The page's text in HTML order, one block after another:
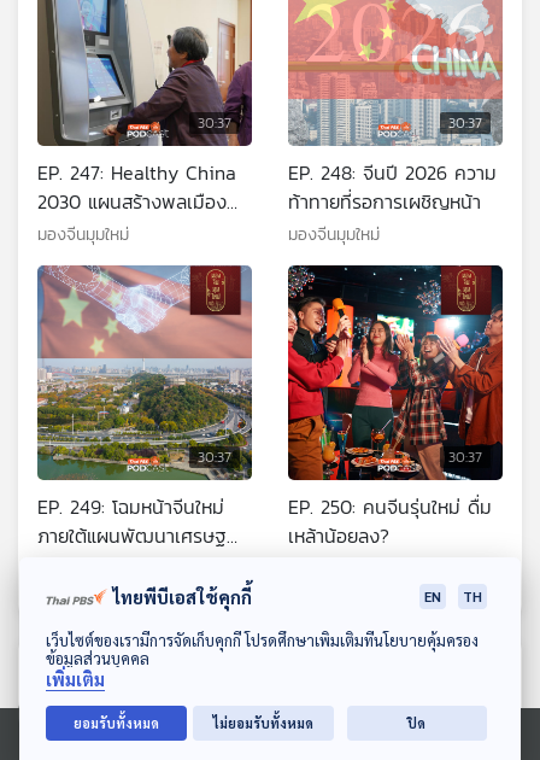
ดาวน์โหลด Thai PBS Podcast Application
30:37
EP. 247: Healthy China
2030 แผนสร้างพลเมือง
แข็งแรงและเศรษฐกิจมั่งคั่ง
ของจีน
มองจีนมุมใหม่
30:37
EP. 248: จีนปี 2026 ความ
ท้าทายที่รอการเผชิญหน้า
มองจีนมุมใหม่
30:37
EP. 249: โฉมหน้าจีนใหม่
ภายใต้แผนพัฒนาเศรษฐ
30:37
EP. 250: คนจีนรุ่นใหม่ ดื่ม
เหล้าน้อยลง?
ตอนที่เกี่ยวข้อง
ไทยพีบีเอสใช้คุกกี้ EN TH
เว็บไซต์ของเรามีการจัดเก็บคุกกี้ โปรดศึกษาเพิ่มเติมที่นโยบายคุ้มครอง
ข้อมูลส่วนบุคคล
เพิ่มเติม
ยอมรับทั้งหมด ไม่ยอมรับทั้งหมด ปิด